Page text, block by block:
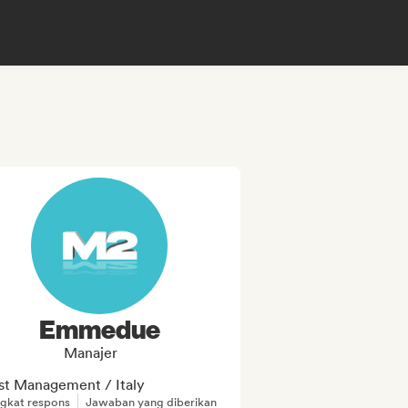
Emmedue
Manajer
Management / Italy
respons Jawaban yang diberikan